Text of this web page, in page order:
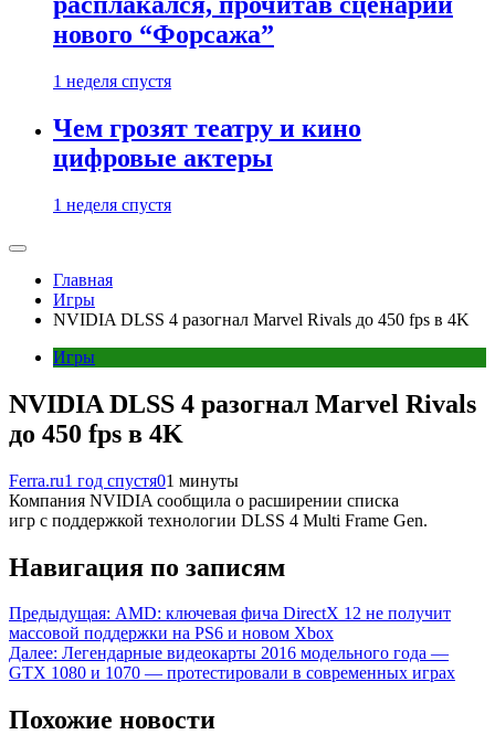
нового “Форсажа”
1 неделя спустя
Чем грозят театру и кино
цифровые актеры
1 неделя спустя
Главная
Игры
NVIDIA DLSS 4 разогнал Marvel Rivals до 450 fps в 4K
Игры
NVIDIA DLSS 4 разогнал Marvel Rivals
до 450 fps в 4K
Ferra.ru1 год спустя01 минуты
Компания NVIDIA сообщила о расширении списка
игр с поддержкой технологии DLSS 4 Multi Frame Gen.
Навигация по записям
Предыдущая: AMD: ключевая фича DirectX 12 не получит
массовой поддержки на PS6 и новом Xbox
Далее: Легендарные видеокарты 2016 модельного года —
GTX 1080 и 1070 — протестировали в современных играх
Похожие новости